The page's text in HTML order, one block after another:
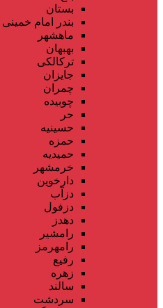
بستان
بندر امام خمینی
ماهشهر
بهبهان
ترکالکی
جایزان
چمران
چوبیده
حر
حسینیه
حمزه
حمیدیه
خرمشهر
دارخوین
دزآب
دزفول
دهدز
رامشیر
رامهرمز
رفیع
زهره
سالند
سردشت